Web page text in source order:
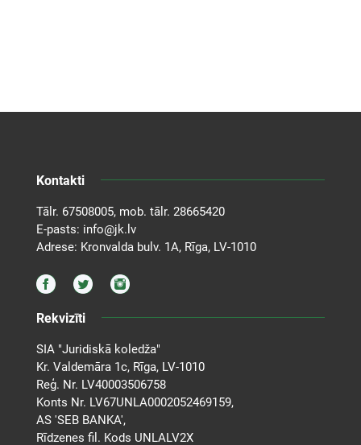
Kontakti
Tālr. 67508005, mob. tālr. 28665420
E-pasts: info@jk.lv
Adrese: Kronvalda bulv. 1A, Rīga, LV-1010
Rekvizīti
SIA "Juridiskā koledža"
Kr. Valdemāra 1c, Rīga, LV-1010
Reģ. Nr. LV40003506758
Konts Nr. LV67UNLA0002052469159,
AS 'SEB BANKA',
Rīdzenes fil. Kods UNLALV2X